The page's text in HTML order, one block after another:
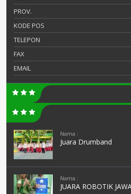
PROV.
KODE POS
TELEPON
FAX
EMAIL
Nama :
Juara Drumband
Nama :
JUARA ROBOTIK